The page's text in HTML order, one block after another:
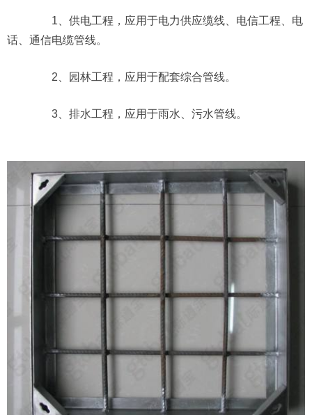
1、供电工程，应用于电力供应缆线、电信工程、电
话、通信电缆管线。
2、园林工程，应用于配套综合管线。
3、排水工程，应用于雨水、污水管线。